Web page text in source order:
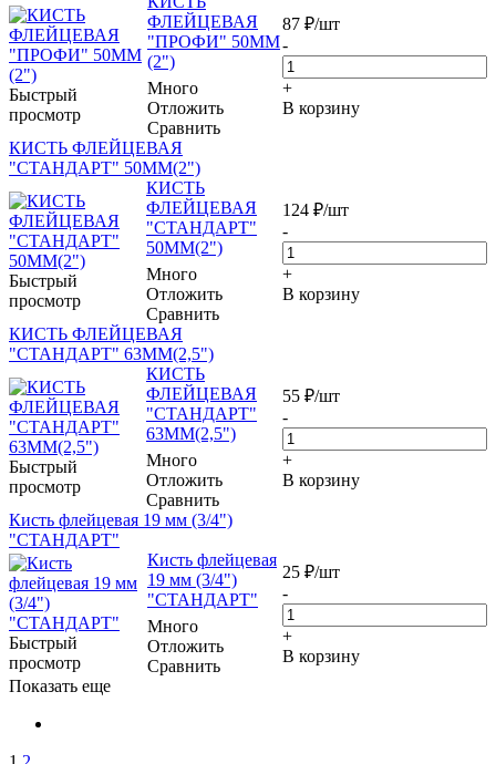
Быстрый
просмотр
ФЛЕЙЦЕВАЯ
"ПРОФИ" 50ММ
(2")
Много
Отложить
Сравнить
87 ₽/шт
-
+
В корзину
КИСТЬ ФЛЕЙЦЕВАЯ
"СТАНДАРТ" 50ММ(2")
Быстрый
просмотр
КИСТЬ
ФЛЕЙЦЕВАЯ
"СТАНДАРТ"
50ММ(2")
Много
Отложить
Сравнить
124 ₽/шт
-
+
В корзину
КИСТЬ ФЛЕЙЦЕВАЯ
"СТАНДАРТ" 63ММ(2,5")
Быстрый
просмотр
КИСТЬ
ФЛЕЙЦЕВАЯ
"СТАНДАРТ"
63ММ(2,5")
Много
Отложить
Сравнить
55 ₽/шт
-
+
В корзину
Кисть флейцевая 19 мм (3/4")
"СТАНДАРТ"
Быстрый
просмотр
Кисть флейцевая
19 мм (3/4")
"СТАНДАРТ"
Много
Отложить
Сравнить
25 ₽/шт
-
+
В корзину
Показать еще